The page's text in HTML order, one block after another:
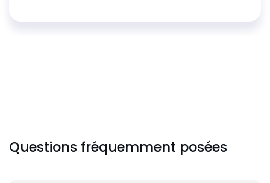
Questions fréquemment posées